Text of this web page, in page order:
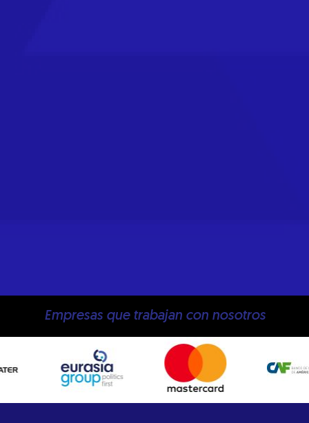
Empresas que trabajan con nosotros